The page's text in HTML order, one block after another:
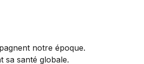
notre époque.
sa santé globale.